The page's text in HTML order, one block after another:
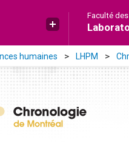
Faculté
humaines LHPM